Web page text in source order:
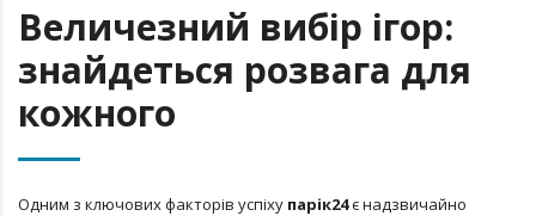
Величезний вибір ігор:
знайдеться розвага для
кожного
Одним з ключових факторів успіху парік24є надзвичайно